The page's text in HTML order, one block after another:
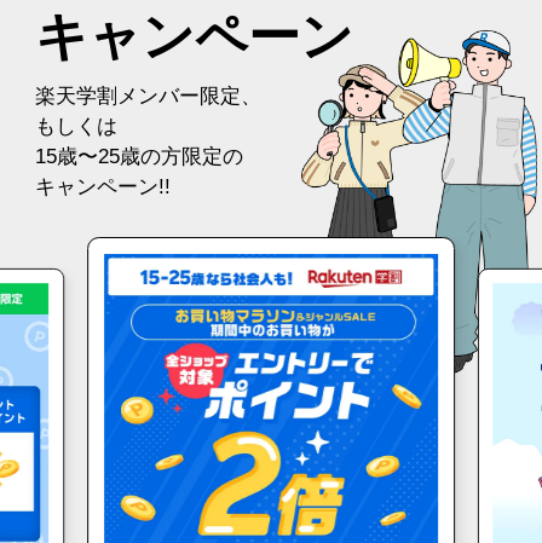
キャンペーン
楽天学割メンバー限定、
もしくは
15歳〜25歳の方限定の
キャンペーン!!